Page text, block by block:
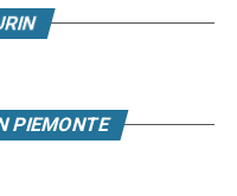
PIEMONTE